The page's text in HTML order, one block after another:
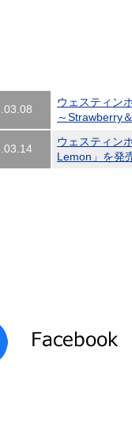
ウェスティン
～Strawberry
ウェスティン
Lemon」を発